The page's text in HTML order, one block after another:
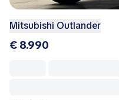
Mitsubishi Outlander
€ 8.990